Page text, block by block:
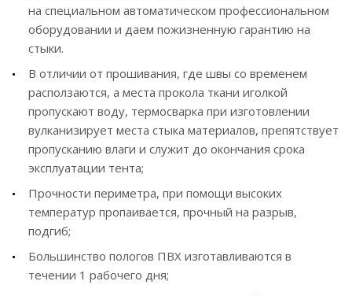
на специальном автоматическом профессиональном
оборудовании и даем пожизненную гарантию на
стыки.
В отличии от прошивания, где швы со временем
расползаются, а места прокола ткани иголкой
пропускают воду, термосварка при изготовлении
вулканизирует места стыка материалов, препятствует
пропусканию влаги и служит до окончания срока
эксплуатации тента;
Прочности периметра, при помощи высоких
температур пропаивается, прочный на разрыв,
подгиб;
Большинство пологов ПВХ изготавливаются в
течении 1 рабочего дня;